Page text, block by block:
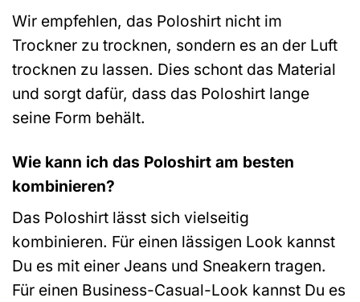
Wir empfehlen, das Poloshirt nicht im
Trockner zu trocknen, sondern es an der Luft
trocknen zu lassen. Dies schont das Material
und sorgt dafür, dass das Poloshirt lange
seine Form behält.
Wie kann ich das Poloshirt am besten
kombinieren?
Das Poloshirt lässt sich vielseitig
kombinieren. Für einen lässigen Look kannst
Du es mit einer Jeans und Sneakern tragen.
Für einen Business-Casual-Look kannst Du es